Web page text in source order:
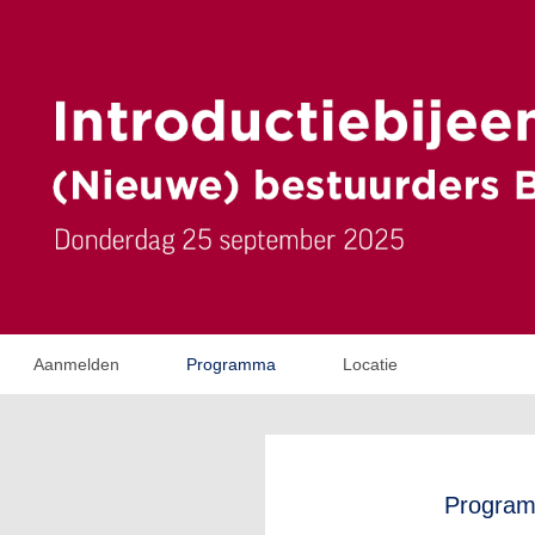
Aanmelden Programma Locatie